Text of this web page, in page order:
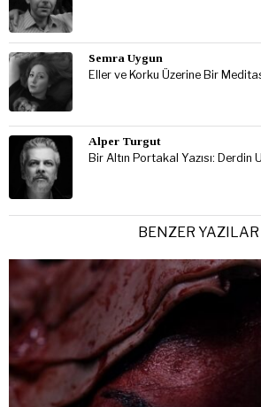
Semra Uygun
Eller ve Korku Üzerine Bir
Alper Turgut
Bir Altın Portakal Yazısı: Derdin
BENZER YAZILAR